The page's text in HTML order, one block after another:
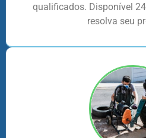
qualificados. Disponível
resolva seu